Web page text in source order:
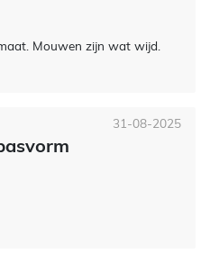
Mouwen zijn wat wijd.
31-08-2025